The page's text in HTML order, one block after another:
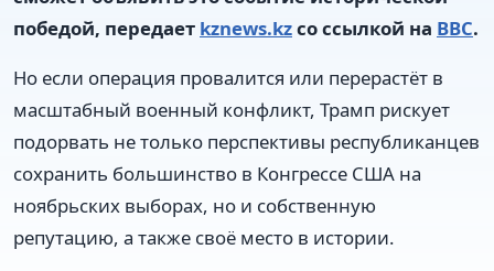
победой, передает kznews.kzсо ссылкой на BBC.
Но если операция провалится или перерастёт в
масштабный военный конфликт, Трамп рискует
подорвать не только перспективы республиканцев
сохранить большинство в Конгрессе США на
ноябрьских выборах, но и собственную
репутацию, а также своё место в истории.